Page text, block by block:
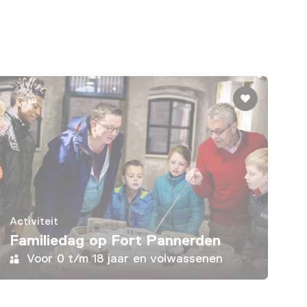
Activiteit
Familiedag op Fort Pannerden
Voor 0 t/m 18 jaar en volwassenen